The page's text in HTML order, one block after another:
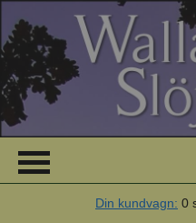
Din kundvagn: 0